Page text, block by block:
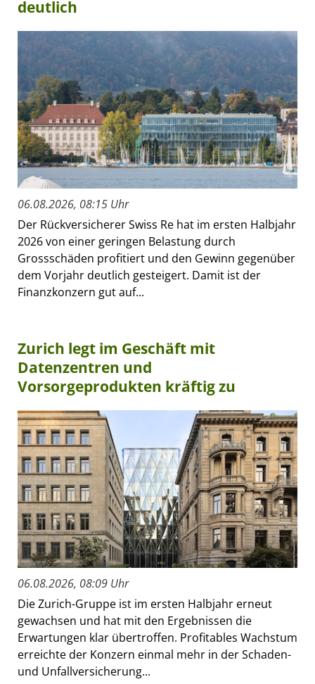
deutlich
06.08.2026, 08:15 Uhr
Der Rückversicherer Swiss Re hat im ersten Halbjahr
2026 von einer geringen Belastung durch
Grossschäden profitiert und den Gewinn gegenüber
dem Vorjahr deutlich gesteigert. Damit ist der
Finanzkonzern gut auf...
Zurich legt im Geschäft mit
Datenzentren und
Vorsorgeprodukten kräftig zu
06.08.2026, 08:09 Uhr
Die Zurich-Gruppe ist im ersten Halbjahr erneut
gewachsen und hat mit den Ergebnissen die
Erwartungen klar übertroffen. Profitables Wachstum
erreichte der Konzern einmal mehr in der Schaden-
und Unfallversicherung...